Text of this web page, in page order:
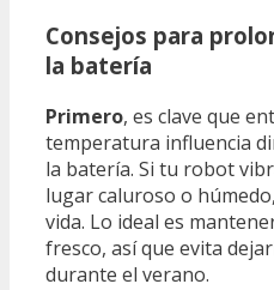
Consejos para
la batería
Primero, es clave que
temperatura influencia
la batería. Si tu robot
lugar caluroso o
vida. Lo ideal es
fresco, así que evita
durante el verano.